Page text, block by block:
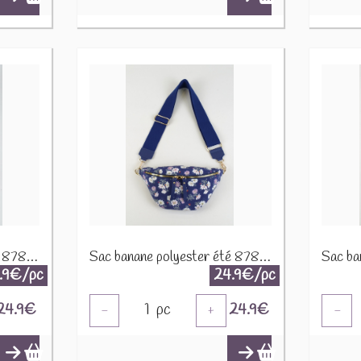
Sac banane polyester été 87808 Jaune soleil
pc
€
Sac banane polyester été 87808 Marine
24.9€/pc
- 1 pc + 24.9€ -